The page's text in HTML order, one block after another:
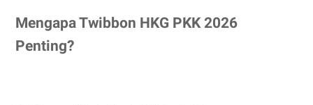
Mengapa Twibbon HKG PKK 2026
Penting?